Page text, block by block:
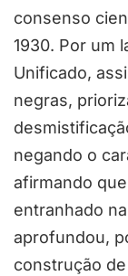
consenso
1930. Por um
Unificado,
negras,
negando o
afirmando
entranhado
aprofundou,
construção